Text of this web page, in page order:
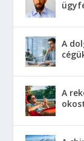
A
A